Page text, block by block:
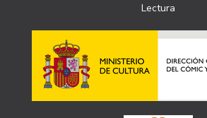
Lectura